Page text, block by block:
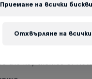
Отхвърляне на всички
Приемане на всички